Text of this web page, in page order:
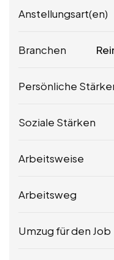
Anstellungsart(en)
Branchen
Persönliche
Soziale Stärken
Arbeitsweise
Arbeitsweg
Umzug für den Job